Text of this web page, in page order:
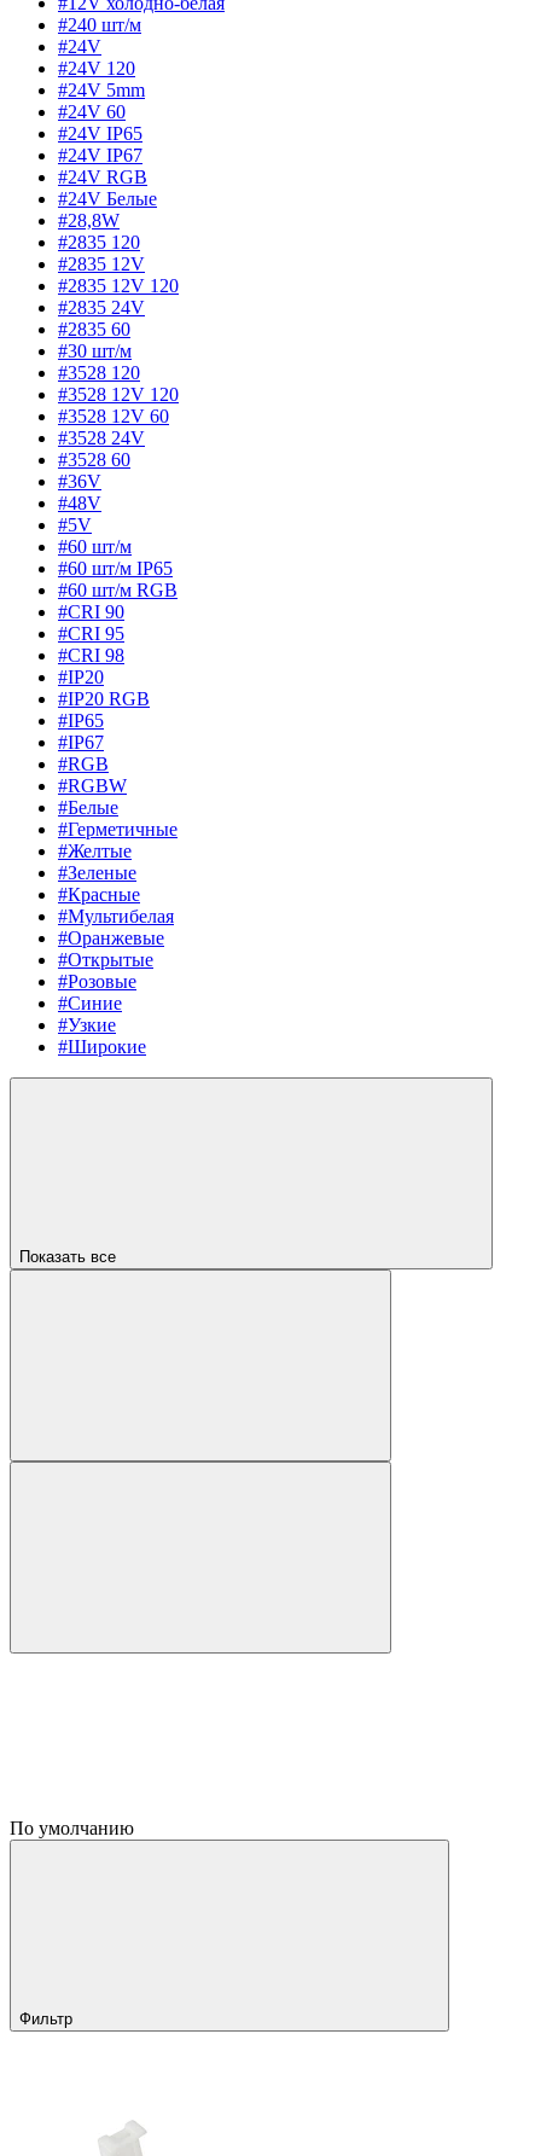
#240 шт/м
#24V
#24V 120
#24V 5mm
#24V 60
#24V IP65
#24V IP67
#24V RGB
#24V Белые
#28,8W
#2835 120
#2835 12V
#2835 12V 120
#2835 24V
#2835 60
#30 шт/м
#3528 120
#3528 12V 120
#3528 12V 60
#3528 24V
#3528 60
#36V
#48V
#5V
#60 шт/м
#60 шт/м IP65
#60 шт/м RGB
#CRI 90
#CRI 95
#CRI 98
#IP20
#IP20 RGB
#IP65
#IP67
#RGB
#RGBW
#Белые
#Герметичные
#Желтые
#Зеленые
#Красные
#Мультибелая
#Оранжевые
#Открытые
#Розовые
#Синие
#Узкие
#Широкие
Показать все
По умолчанию
Фильтр